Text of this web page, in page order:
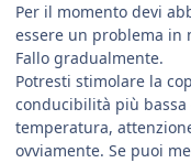
Per il momento devi
essere un problema in
Fallo gradualmente.
Potresti stimolare la
conducibilità più
temperatura,
ovviamente. Se puoi